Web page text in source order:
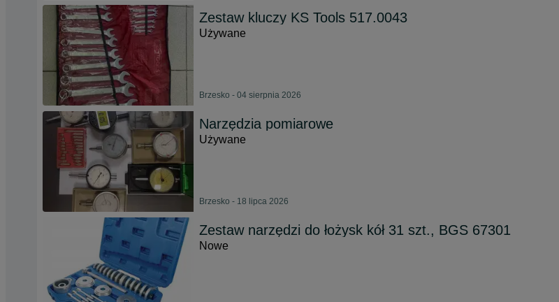
Zestaw kluczy KS Tools 517.0043
Używane
Brzesko - 04 sierpnia 2026
Narzędzia pomiarowe
Używane
Brzesko - 18 lipca 2026
Zestaw narzędzi do łożysk kół 31 szt., BGS 67301
Nowe